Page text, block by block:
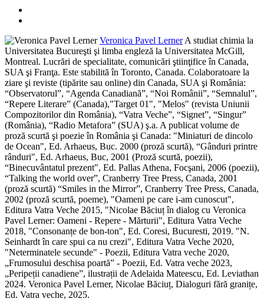
Veronica Pavel LernerA studiat chimia la
Universitatea Bucureşti şi limba engleză la Universitatea McGill,
Montreal. Lucrări de specialitate, comunicări ştiinţifice în Canada,
SUA şi Franţa. Este stabilită în Toronto, Canada. Colaboratoare la
ziare şi reviste (tipărite sau online) din Canada, SUA şi România:
“Observatorul”, “Agenda Canadiană”, “Noi Românii”, “Semnalul”,
“Repere Literare” (Canada),"Target 01", "Melos" (revista Uniunii
Compozitorilor din România), “Vatra Veche”, “Signet”, “Singur”
(România), “Radio Metafora” (SUA) ş.a. A publicat volume de
proză scurtă şi poezie în România şi Canada: "Miniaturi de dincolo
de Ocean", Ed. Arhaeus, Buc. 2000 (proză scurtă), “Gânduri printre
rânduri", Ed. Arhaeus, Buc, 2001 (Proză scurtă, poezii),
“Binecuvântatul prezent", Ed. Pallas Athena, Focşani, 2006 (poezii),
“Talking the world over”, Cranberry Tree Press, Canada, 2001
(proză scurtă) “Smiles in the Mirror”, Cranberry Tree Press, Canada,
2002 (proză scurtă, poeme), "Oameni pe care i-am cunoscut",
Editura Vatra Veche 2015, "Nicolae Băciuț în dialog cu Veronica
Pavel Lerner: Oameni - Repere - Mărturii", Editura Vatra Veche
2018, "Consonanțe de bon-ton", Ed. Coresi, Bucuresti, 2019. "N.
Seinhardt în care spui ca nu crezi", Editura Vatra Veche 2020,
"Neterminatele secunde" - Poezii, Editura Vatra veche 2020,
„Frumosului deschisa poartă” - Poezii, Ed. Vatra veche 2023,
„Peripeții canadiene”, ilustrații de Adelaida Mateescu, Ed. Leviathan
2024. Veronica Pavel Lerner, Nicolae Băciuț, Dialoguri fără granițe,
Ed. Vatra veche, 2025.